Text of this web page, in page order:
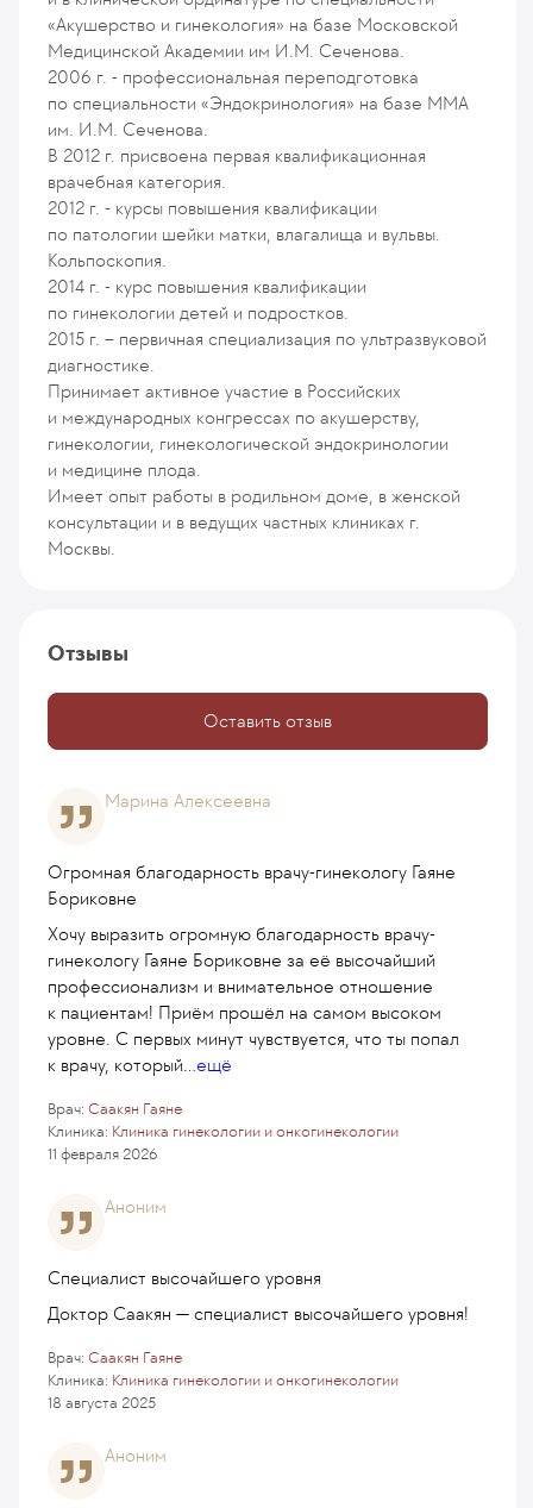
«Акушерство и гинекология» на базе Московской
Медицинской Академии им И.М. Сеченова.
2006 г. - профессиональная переподготовка
по специальности «Эндокринология» на базе ММА
им. И.М. Сеченова.
В 2012 г. присвоена первая квалификационная
врачебная категория.
2012 г. - курсы повышения квалификации
по патологии шейки матки, влагалища и вульвы.
Кольпоскопия.
2014 г. - курс повышения квалификации
по гинекологии детей и подростков.
2015 г. – первичная специализация по ультразвуковой
диагностике.
Принимает активное участие в Российских
и международных конгрессах по акушерству,
гинекологии, гинекологической эндокринологии
и медицине плода.
Имеет опыт работы в родильном доме, в женской
консультации и в ведущих частных клиниках г.
Москвы.
Отзывы
Оставить отзыв
Марина Алексеевна
Огромная благодарность врачу-гинекологу Гаяне
Бориковне
Хочу выразить огромную благодарность врачу-
гинекологу Гаяне Бориковне за её высочайший
профессионализм и внимательное отношение
к пациентам! Приём прошёл на самом высоком
уровне. С первых минут чувствуется, что ты попал
к врачу, который...ещё
Клиника: Клиника гинекологии и онкогинекологии
Врач: Саакян Гаяне
11 февраля 2026
Аноним
Специалист высочайшего уровня
Доктор Саакян — специалист высочайшего уровня!
Клиника: Клиника гинекологии и онкогинекологии
Врач: Саакян Гаяне
18 августа 2025
Аноним